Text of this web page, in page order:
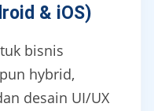
& iOS)
bisnis
hybrid,
desain UI/UX